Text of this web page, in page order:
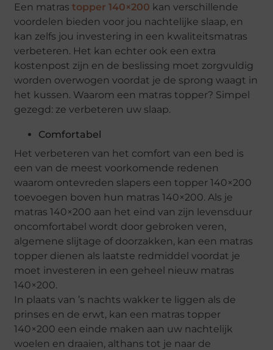
Een matrastopper 140×200 kan verschillende
voordelen bieden voor jou nachtelijke slaap, en
kan zelfs jou investering in een kwaliteitsmatras
verbeteren. Het kan echter ook een extra
kostenpost zijn en de beslissing moet zorgvuldig
worden overwogen voordat je de sprong waagt in
het kussen. Waarom een matras topper? Simpel
gezegd: ze verbeteren uw slaap.
Comfortabel
Het verbeteren van het comfort van een bed is
een van de meest voorkomende redenen
waarom ontevreden slapers een topper 140×200
toevoegen boven hun matras 140×200. Als je
matras 140×200 aan het eind van zijn levensduur
oncomfortabel wordt door gebroken veren,
algemene slijtage of doorzakken, kan een matras
topper dienen als laatste redmiddel voordat je
moet investeren in een geheel nieuw matras
140×200.
In plaats van ’s nachts wakker te liggen als de
prinses en de erwt, kan een matras topper
140×200 een einde maken aan uw nachtelijk
woelen en draaien, althans tot je naar de